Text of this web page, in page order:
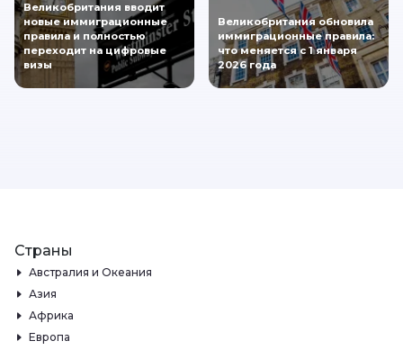
Великобритания вводит
новые иммиграционные
правила и полностью
переходит на цифровые
визы
Великобритания обновила
иммиграционные правила:
что меняется с 1 января
2026 года
Страны
Австралия и Океания
Азия
Африка
Европа